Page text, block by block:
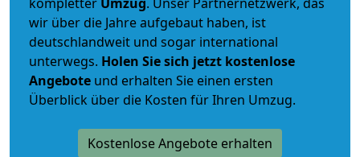
wir über die Jahre aufgebaut haben, ist
deutschlandweit und sogar international
unterwegs. Holen Sie sich jetzt kostenlose
Angebote und erhalten Sie einen ersten
Überblick über die Kosten für Ihren Umzug.
Kostenlose Angebote erhalten